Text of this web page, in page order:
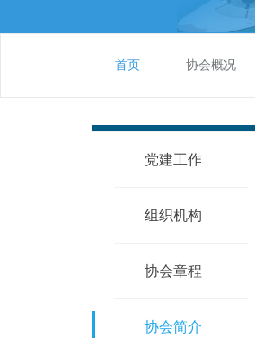
首页 协会概况
党建工作
组织机构
协会章程
协会简介